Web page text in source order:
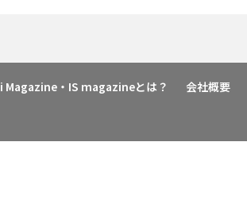
i Magazine・IS magazineとは？ 会社概要